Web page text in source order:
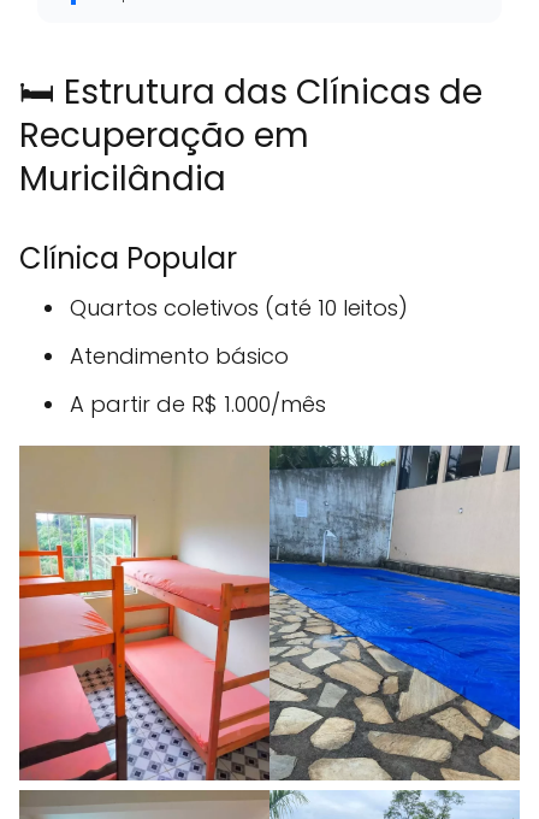
🛏️ Estrutura das Clínicas de
Recuperação em
Muricilândia
Clínica Popular
Quartos coletivos (até 10 leitos)
Atendimento básico
A partir de R$ 1.000/mês